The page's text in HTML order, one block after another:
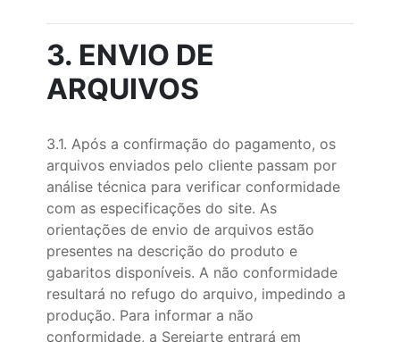
3. ENVIO DE
ARQUIVOS
3.1. Após a confirmação do pagamento, os
arquivos enviados pelo cliente passam por
análise técnica para verificar conformidade
com as especificações do site. As
orientações de envio de arquivos estão
presentes na descrição do produto e
gabaritos disponíveis. A não conformidade
resultará no refugo do arquivo, impedindo a
produção. Para informar a não
conformidade, a Sereiarte entrará em